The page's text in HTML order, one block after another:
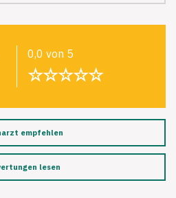
0,0 von 5
☆☆☆☆☆
empfehlen
lesen